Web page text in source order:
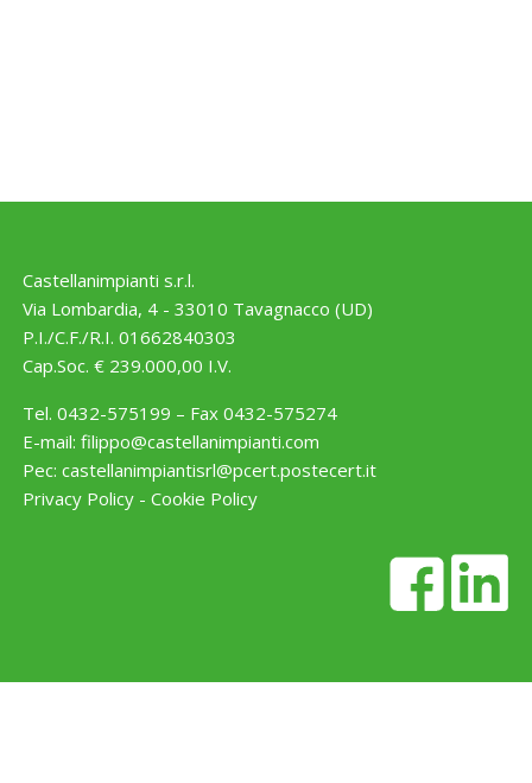
Castellanimpianti s.r.l.
Via Lombardia, 4 - 33010 Tavagnacco (UD)
P.I./C.F./R.I. 01662840303
Cap.Soc. € 239.000,00 I.V.
Tel. 0432-575199 – Fax 0432-575274
E-mail:filippo@castellanimpianti.com
Pec:castellanimpiantisrl@pcert.postecert.it
Privacy Policy -Cookie Policy